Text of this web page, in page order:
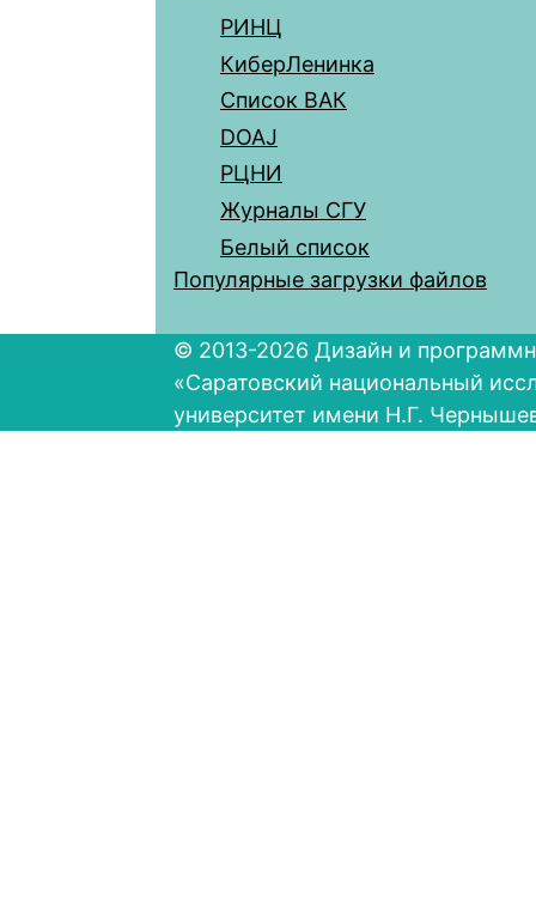
РИНЦ
КиберЛенинка
Список ВАК
DOAJ
РЦНИ
Журналы СГУ
Белый список
Популярные загрузки файлов
© 2013-2026 Дизайн и
«Саратовский национальный
университет имени Н.Г.